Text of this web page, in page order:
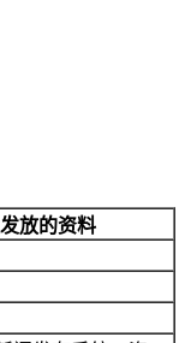
放的资料